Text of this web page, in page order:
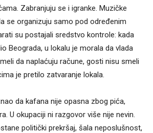
Zabranjuju se i igranke. Muzičke
se organizuju samo pod određenim
su postajali sredstvo kontrole: kada
Beograda, u lokalu je morala da vlada
da naplaćuju račune, gosti nisu smeli
je pretilo zatvaranje lokala.
da kafana nije opasna zbog pića,
U okupaciji ni razgovor više nije nevin.
politički prekršaj, šala neposlušnost,